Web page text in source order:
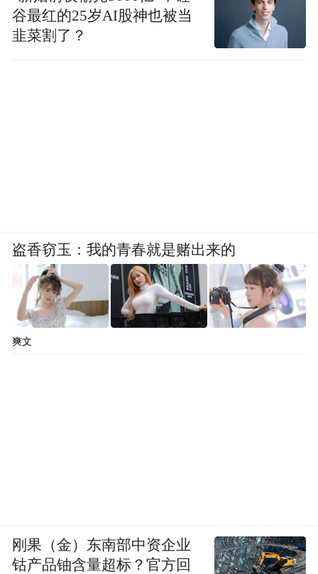
谷最红的25岁AI股神也被当
韭菜割了？
盗香窃玉：我的青春就是赌出来的
爽文
刚果（金）东南部中资企业
钴产品铀含量超标？官方回